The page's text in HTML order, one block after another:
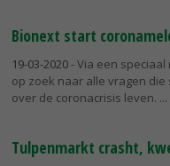
Bionext start
19-03-2020- Via een
op zoek naar alle vragen
over de coronacrisis leven.
Tulpenmarkt crasht,